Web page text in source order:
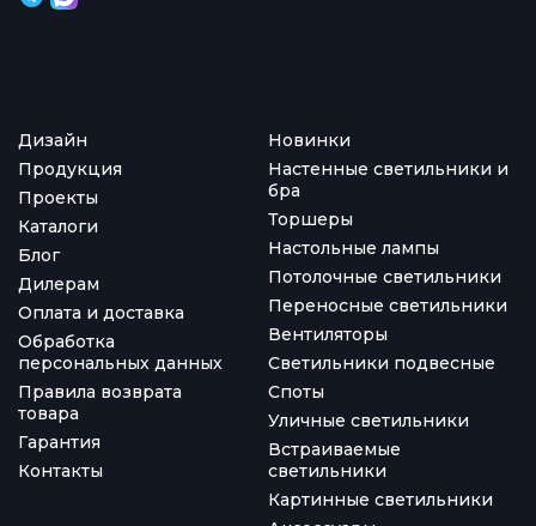
Дизайн
Продукция
Проекты
Каталоги
Блог
Дилерам
Оплата и доставка
Обработка
персональных данных
Правила возврата
товара
Гарантия
Контакты
Новинки
Настенные светильники и
бра
Торшеры
Настольные лампы
Потолочные светильники
Переносные светильники
Вентиляторы
Светильники подвесные
Споты
Уличные светильники
Встраиваемые
светильники
Картинные светильники